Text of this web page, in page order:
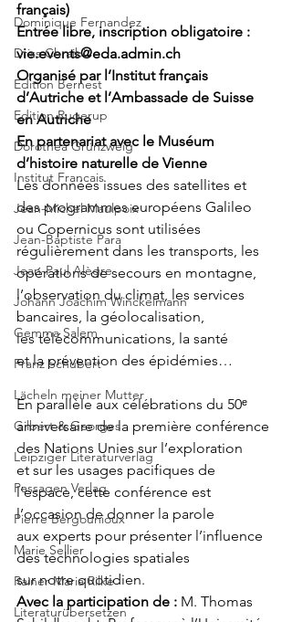
Dominique Fernandez
Driss Chraibi
Edition Bernest
Edition Rugerup
Dorothea Grünzweig
Institut Francais
Jean-Michel Maulpoix
Jean-Baptiste Para
Jean-Paul Alègre
Johann Joachim Winckelmann
Gemma Salem
Franz Schubert
Lächeln meiner Mutter
Gilbert & Georges
Leipziger Literaturverlag
Passagen Verlag
Pierre Bergounioux
Marie Sellier
Rainer Maria Rilke
Literaturübersetzen
français)
Entrée libre, inscription obligatoire :
vie.events@eda.admin.ch
Organisé par l’Institut français
d’Autriche et l’Ambassade de Suisse
en Autriche
En partenariat avec le Muséum
d’histoire naturelle de Vienne
Les données issues des satellites et
des programmes européens Galileo
ou Copernicus sont utilisées
régulièrement dans les transports, les
opérations de secours en montagne,
l’observation du climat, les services
bancaires, la géolocalisation,
les télécommunications, la santé
et la prévention des épidémies…
En parallèle aux célébrations du 50ᵉ
anniversaire de la première conférence
des Nations Unies sur l’exploration
et sur les usages pacifiques de
l’espace, cette conférence est
l’occasion de donner la parole
aux experts pour présenter l’influence
des technologies spatiales
sur notre quotidien.
Avec la participation de : M. Thomas